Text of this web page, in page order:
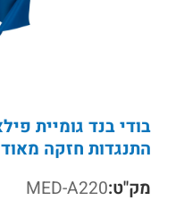
התנגדות חזקה מאוד
מק"ט:MED-A220